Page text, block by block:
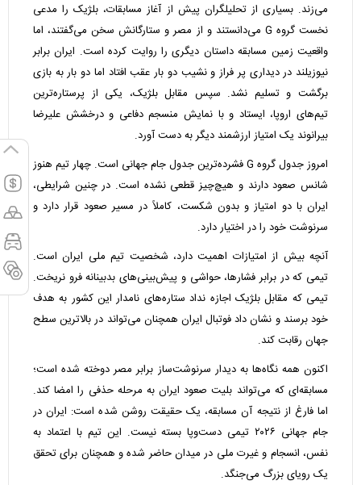
می‌زند. بسیاری از تحلیلگران پیش از آغاز مسابقات، بلژیک را مدعی
نخست گروه G می‌دانستند و از مصر و ستارگانش سخن می‌گفتند، اما
واقعیت زمین مسابقه داستان دیگری را روایت کرده است. ایران برابر
نیوزیلند در دیداری پر فراز و نشیب دو بار عقب افتاد اما دو بار به بازی
برگشت و تسلیم نشد. سپس مقابل بلژیک، یکی از پرستاره‌ترین
تیم‌های اروپا، ایستاد و با نمایش منسجم دفاعی و درخشش علیرضا
بیرانوند یک امتیاز ارزشمند دیگر به دست آورد.
امروز جدول گروه G فشرده‌ترین جدول جام جهانی است. چهار تیم هنوز
شانس صعود دارند و هیچ‌چیز قطعی نشده است. در چنین شرایطی،
ایران با دو امتیاز و بدون شکست، کاملاً در مسیر صعود قرار دارد و
سرنوشت خود را در اختیار دارد.
آنچه بیش از امتیازات اهمیت دارد، شخصیت تیم ملی ایران است.
تیمی که در برابر فشارها، حواشی و پیش‌بینی‌های بدبینانه فرو نریخت.
تیمی که مقابل بلژیک اجازه نداد ستاره‌های نامدار این کشور به هدف
خود برسند و نشان داد فوتبال ایران همچنان می‌تواند در بالاترین سطح
جهان رقابت کند.
اکنون همه نگاه‌ها به دیدار سرنوشت‌ساز برابر مصر دوخته شده است؛
مسابقه‌ای که می‌تواند بلیت صعود ایران به مرحله حذفی را امضا کند.
اما فارغ از نتیجه آن مسابقه، یک حقیقت روشن شده است: ایران در
جام جهانی ۲۰۲۶ تیمی دست‌وپا بسته نیست. این تیم با اعتماد به
نفس، انسجام و غیرت ملی در میدان حاضر شده و همچنان برای تحقق
یک رویای بزرگ می‌جنگد.